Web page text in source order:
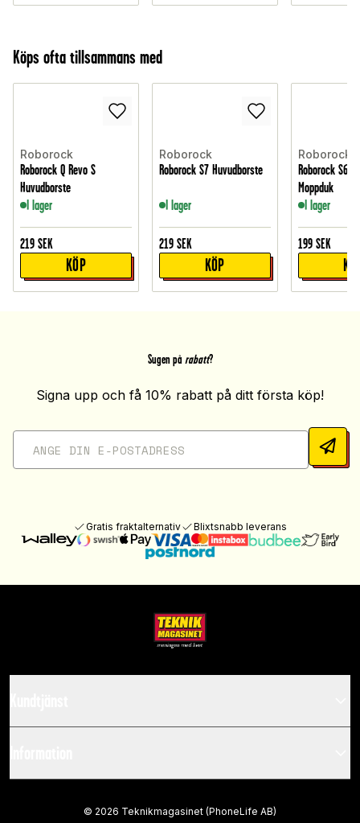
Köps ofta tillsammans med
Roborock
Roborock Q Revo S
Huvudborste
I lager
219 SEK
KÖP
Roborock
Roborock S7 Huvudborste
I lager
219 SEK
KÖP
Roborock
Roborock S6
Moppduk
I lager
199 SEK
Sugen på rabatt?
Signa upp och få 10% rabatt på ditt första köp!
Gratis fraktalternativ Blixtsnabb leverans
© 2026 Teknikmagasinet (PhoneLife AB)